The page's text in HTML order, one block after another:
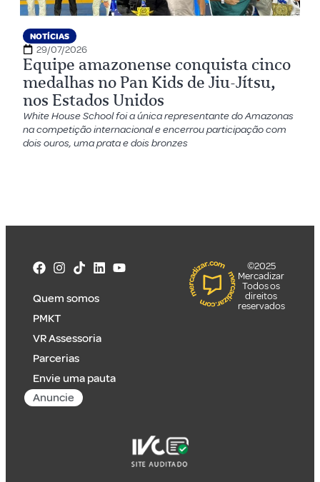
NOTÍCIAS
29/07/2026
Equipe amazonense conquista cinco
medalhas no Pan Kids de Jiu-Jítsu,
nos Estados Unidos
White House School foi a única representante do Amazonas
na competição internacional e encerrou participação com
dois ouros, uma prata e dois bronzes
Quem somos
PMKT
VR Assessoria
Parcerias
Envie uma pauta
Anuncie
©2025
Mercadizar
Todos os
direitos
reservados